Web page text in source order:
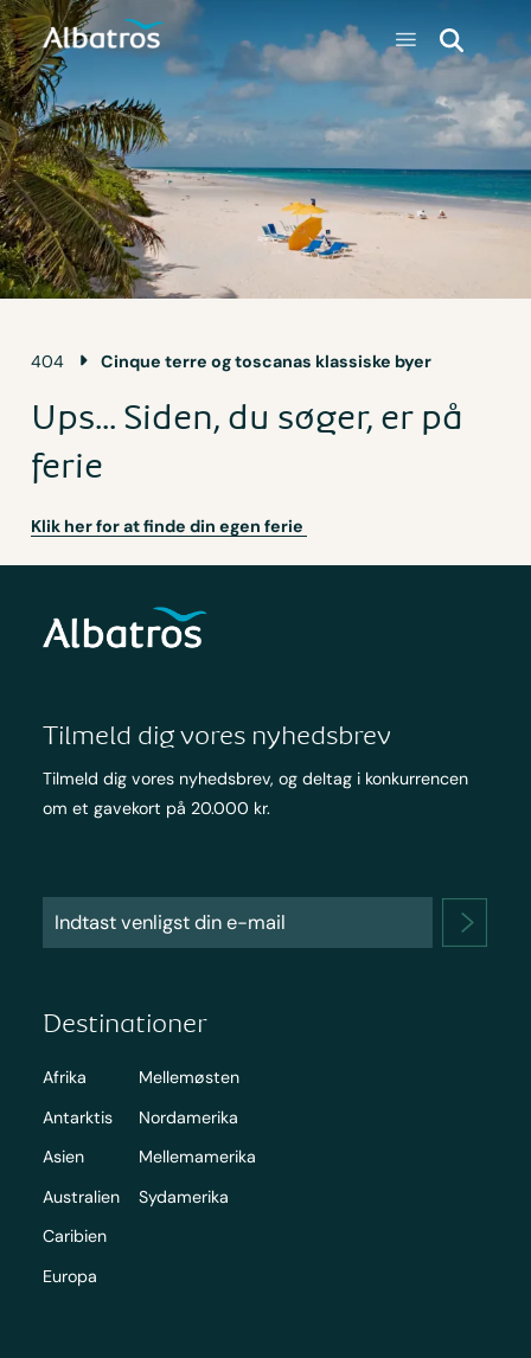
404 Cinque terre og toscanas klassiske byer
Ups... Siden, du søger, er på
ferie
Klik her for at finde din egen ferie
Tilmeld dig vores nyhedsbrev
Tilmeld dig vores nyhedsbrev, og deltag i konkurrencen
om et gavekort på 20.000 kr.
Destinationer
Afrika
Antarktis
Asien
Australien
Caribien
Europa
Mellemøsten
Nordamerika
Mellemamerika
Sydamerika